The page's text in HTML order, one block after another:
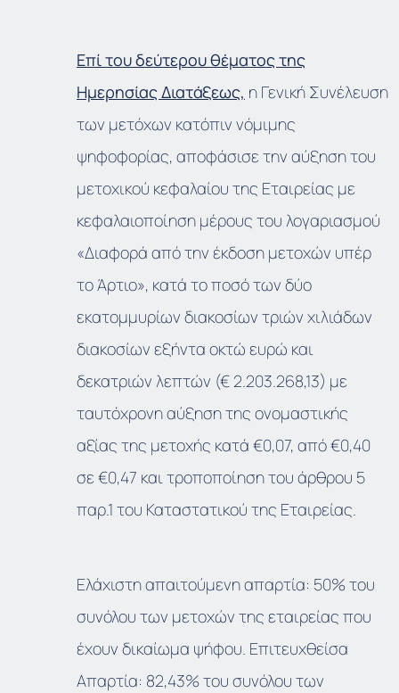
Επί του δεύτερου θέματος της
Ημερησίας Διατάξεως, η Γενική Συνέλευση
των μετόχων κατόπιν νόμιμης
ψηφοφορίας, αποφάσισε την αύξηση του
μετοχικού κεφαλαίου της Εταιρείας με
κεφαλαιοποίηση μέρους του λογαριασμού
«Διαφορά από την έκδοση μετοχών υπέρ
το Άρτιο», κατά το ποσό των δύο
εκατομμυρίων διακοσίων τριών χιλιάδων
διακοσίων εξήντα οκτώ ευρώ και
δεκατριών λεπτών (€ 2.203.268,13) με
ταυτόχρονη αύξηση της ονομαστικής
αξίας της μετοχής κατά €0,07, από €0,40
σε €0,47 και τροποποίηση του άρθρου 5
παρ.1 του Καταστατικού της Εταιρείας.
Ελάχιστη απαιτούμενη απαρτία: 50% του
συνόλου των μετοχών της εταιρείας που
έχουν δικαίωμα ψήφου. Επιτευχθείσα
Απαρτία: 82,43% του συνόλου των